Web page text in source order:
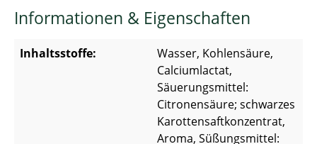
Informationen & Eigenschaften
Inhaltsstoffe:
Wasser, Kohlensäure,
Calciumlactat,
Säuerungsmittel:
Citronensäure; schwarzes
Karottensaftkonzentrat,
Aroma, Süßungsmittel: